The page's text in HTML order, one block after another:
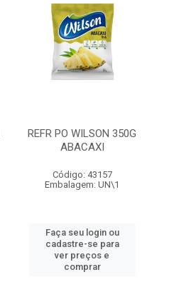
REFR PO WILSON 350G
ABACAXI
Código: 43157
Embalagem: UN\1
Faça seu login ou
cadastre-se para
ver preços e
comprar